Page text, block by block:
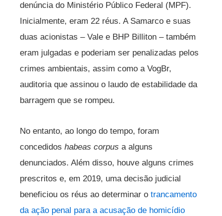
denúncia do Ministério Público Federal (MPF).
Inicialmente, eram 22 réus. A Samarco e suas
duas acionistas – Vale e BHP Billiton – também
eram julgadas e poderiam ser penalizadas pelos
crimes ambientais, assim como a VogBr,
auditoria que assinou o laudo de estabilidade da
barragem que se rompeu.
No entanto, ao longo do tempo, foram
concedidos habeas corpus a alguns
denunciados. Além disso, houve alguns crimes
prescritos e, em 2019, uma decisão judicial
beneficiou os réus ao determinar o trancamento
da ação penal para a acusação de homicídio